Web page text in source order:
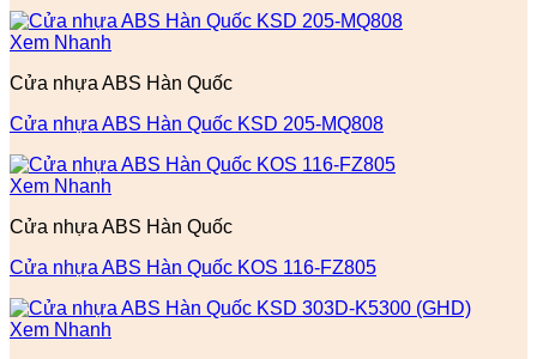
Xem Nhanh
Cửa nhựa ABS Hàn Quốc
Cửa nhựa ABS Hàn Quốc KSD 205-MQ808
Xem Nhanh
Cửa nhựa ABS Hàn Quốc
Cửa nhựa ABS Hàn Quốc KOS 116-FZ805
Xem Nhanh